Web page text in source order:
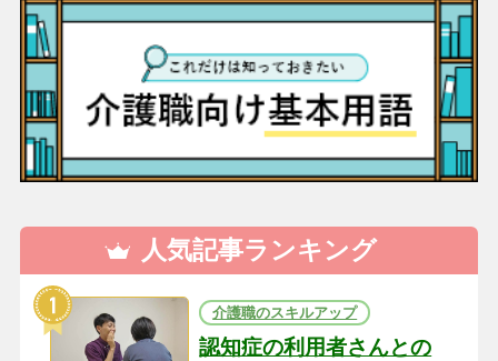
人気記事ランキング
介護職のスキルアップ
認知症の利用者さんとの